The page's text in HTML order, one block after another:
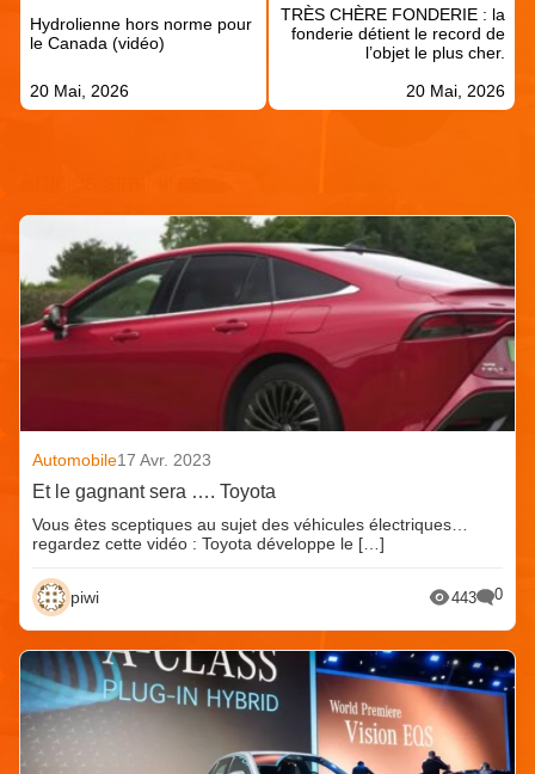
l’article
Hydrolienne hors norme pour
le Canada (vidéo)
20 Mai, 2026
TRÈS CHÈRE FONDERIE : la
fonderie détient le record de
l’objet le plus cher.
20 Mai, 2026
Automobile17 Avr. 2023
Et le gagnant sera …. Toyota
Vous êtes sceptiques au sujet des véhicules électriques…
regardez cette vidéo : Toyota développe le […]
piwi 443 0